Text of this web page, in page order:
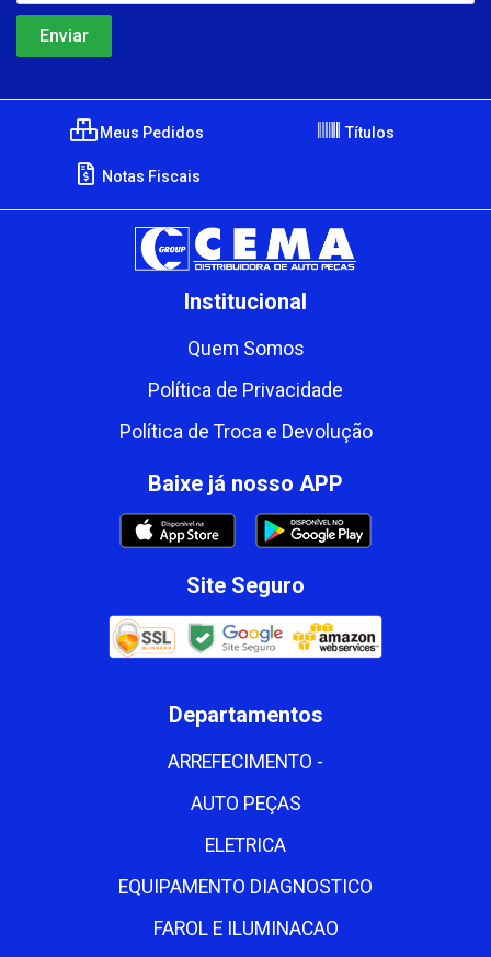
Meus Pedidos Títulos
Notas Fiscais
Institucional
Quem Somos
Política de Privacidade
Política de Troca e Devolução
Baixe já nosso APP
Site Seguro
Departamentos
ARREFECIMENTO -
AUTO PEÇAS
ELETRICA
EQUIPAMENTO DIAGNOSTICO
FAROL E ILUMINACAO